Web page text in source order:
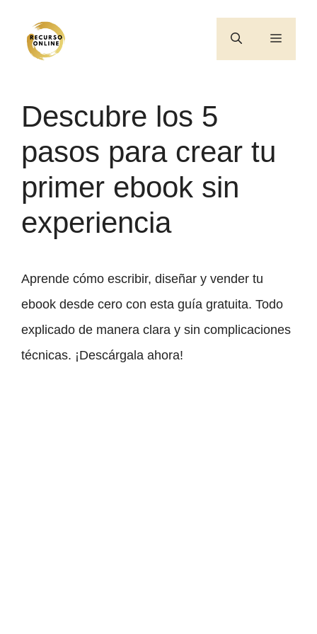
contenido
Menú
Descubre los 5
pasos para crear tu
primer ebook sin
experiencia
Aprende cómo escribir, diseñar y vender tu
ebook desde cero con esta guía gratuita. Todo
explicado de manera clara y sin complicaciones
técnicas. ¡Descárgala ahora!